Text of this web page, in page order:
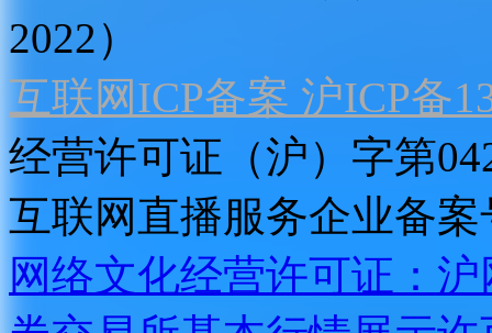
2022）
互联网ICP备案 沪ICP备
经营许可证（沪）字第
互联网直播服务企业备案
网络文化经营许可证：